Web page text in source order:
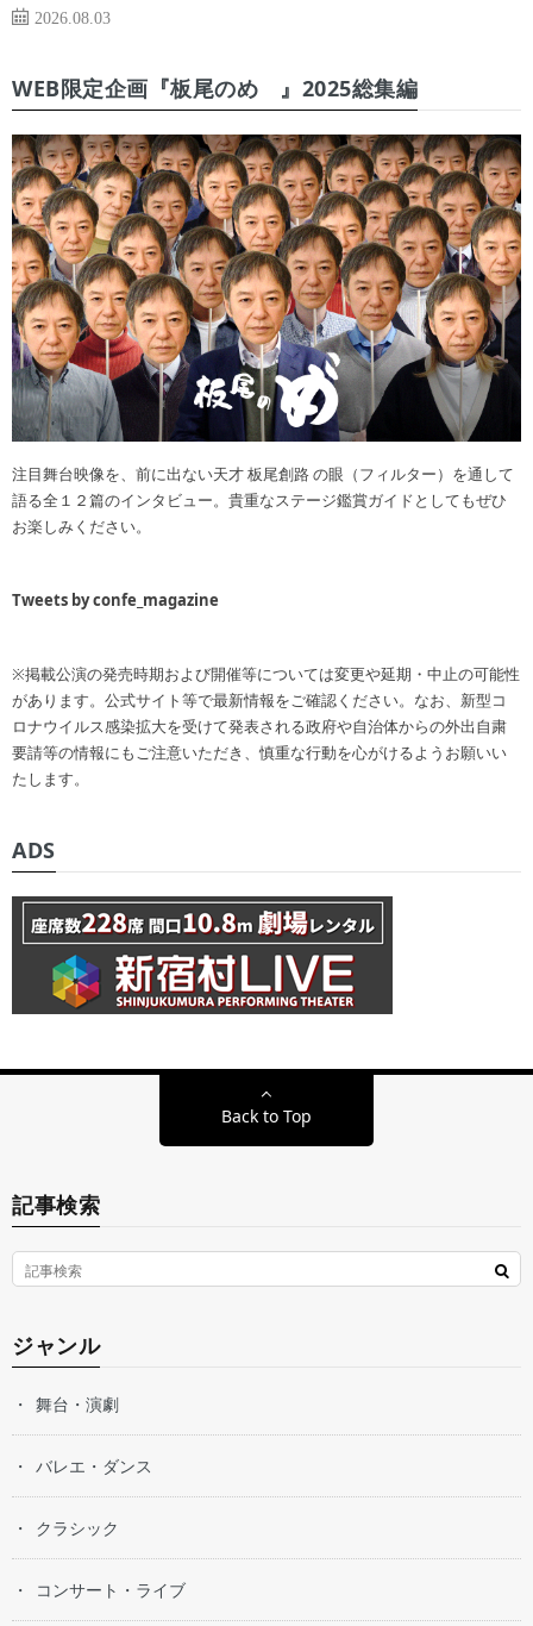
2026.08.03
WEB限定企画『板尾のめ゙』2025総集編
注目舞台映像を、前に出ない天才 板尾創路 の眼（フィルター）を通して
語る全１２篇のインタビュー。貴重なステージ鑑賞ガイドとしてもぜひ
お楽しみください。
Tweets by confe_magazine
※掲載公演の発売時期および開催等については変更や延期・中止の可能性
があります。公式サイト等で最新情報をご確認ください。なお、新型コ
ロナウイルス感染拡大を受けて発表される政府や自治体からの外出自粛
要請等の情報にもご注意いただき、慎重な行動を心がけるようお願いい
たします。
ADS
Back to Top
記事検索
ジャンル
舞台・演劇
バレエ・ダンス
クラシック
コンサート・ライブ